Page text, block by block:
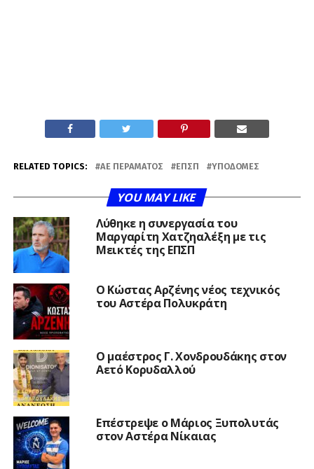
RELATED TOPICS: ΑΕ ΠΕΡΆΜΑΤΟΣ ΕΠΣΠ ΥΠΟΔΟΜΈΣ
YOU MAY LIKE
Λύθηκε η συνεργασία του
Μαργαρίτη Χατζηαλέξη με τις
Μεικτές της ΕΠΣΠ
Ο Κώστας Αρζένης νέος τεχνικός
του Αστέρα Πολυκράτη
Ο μαέστρος Γ. Χονδρουδάκης στον
Αετό Κορυδαλλού
Επέστρεψε ο Μάριος Ξυπολυτάς
στον Αστέρα Νίκαιας